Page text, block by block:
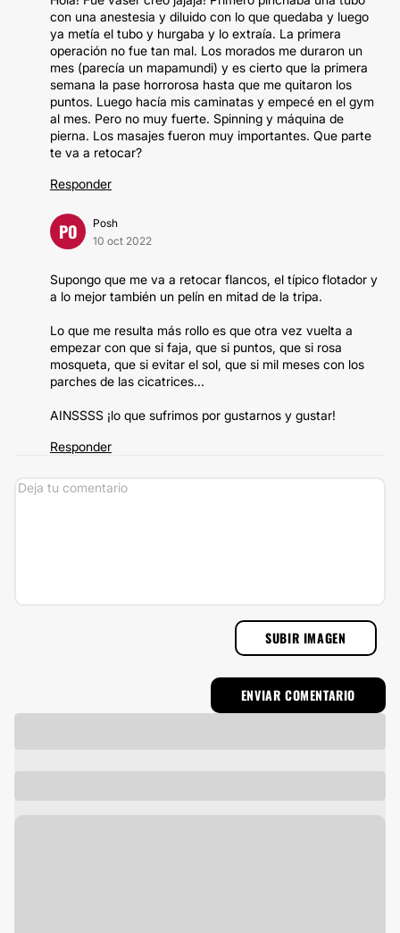
con una anestesia y diluido con lo que quedaba y luego
ya metía el tubo y hurgaba y lo extraía. La primera
operación no fue tan mal. Los morados me duraron un
mes (parecía un mapamundi) y es cierto que la primera
semana la pase horrorosa hasta que me quitaron los
puntos. Luego hacía mis caminatas y empecé en el gym
al mes. Pero no muy fuerte. Spinning y máquina de
pierna. Los masajes fueron muy importantes. Que parte
te va a retocar?
Responder
PO
Posh
10 oct 2022
Supongo que me va a retocar flancos, el típico flotador y
a lo mejor también un pelín en mitad de la tripa.
Lo que me resulta más rollo es que otra vez vuelta a
empezar con que si faja, que si puntos, que si rosa
mosqueta, que si evitar el sol, que si mil meses con los
parches de las cicatrices...
AINSSSS ¡lo que sufrimos por gustarnos y gustar!
Responder
SUBIR IMAGEN